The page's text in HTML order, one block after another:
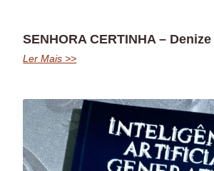
SENHORA CERTINHA –
Ler Mais >>